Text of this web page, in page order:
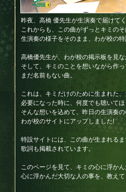
昨夜、高橋 優先生が生演奏で届けて
これからも、この曲がずっとキミのそ
生演奏の様子をそのまま、わが校の
高橋優先生が、わが校の掲示板を見な
そして、キミのことを想いながら作
まだ名前もない曲。
これは、キミだけのために生まれた
必要になった時に、何度でも聴いてほ
そんな想いを込めて、昨日の生演奏の
わが校のサイトにアップしました!
特設サイトには、この曲が生まれる
歌詞も掲載されています。
このページを見て、キミの心に浮かん
心に浮かんだ大切な人の事を、教えて